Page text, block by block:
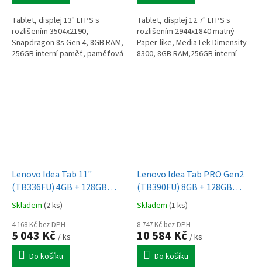
Tablet, displej 13" LTPS s
rozlišením 3504x2190,
Snapdragon 8s Gen 4, 8GB RAM,
256GB interní paměť, paměťová
karta microSDXC až 2TB, Wi-Fi,
Tablet, displej 12.7" LTPS s
rozlišením 2944x1840 matný
Paper-like, MediaTek Dimensity
8300, 8GB RAM,256GB interní
paměť, karta microSDXC až 1TB,
Lenovo Idea Tab 11"
(TB336FU) 4GB + 128GB
Luna Grey + pero
Skladem (2 ks)
4 168 Kč bez DPH
5 043 Kč / ks
Do košíku
Lenovo Idea Tab PRO Gen2
(TB390FU) 8GB + 128GB
Luna Grey
Skladem (1 ks)
8 747 Kč bez DPH
10 584 Kč / ks
Do košíku